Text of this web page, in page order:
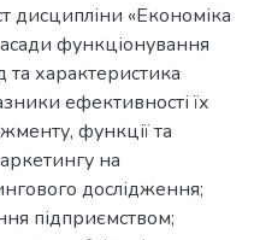
дисципліни «Економіка
функціонування
та характеристика
ефективності їх
функції та
на
дослідження;
підприємством;